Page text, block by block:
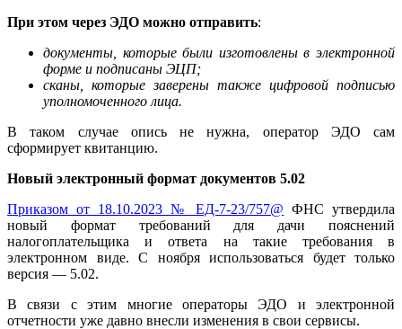
При этом через ЭДО можно отправить:
документы, которые были изготовлены в электронной
форме и подписаны ЭЦП;
сканы, которые заверены также цифровой подписью
уполномоченного лица.
В таком случае опись не нужна, оператор ЭДО сам
сформирует квитанцию.
Новый электронный формат документов 5.02
Приказом от 18.10.2023 № ЕД-7-23/757@ ФНС утвердила
новый формат требований для дачи пояснений
налогоплательщика и ответа на такие требования в
электронном виде. С ноября использоваться будет только
версия — 5.02.
В связи с этим многие операторы ЭДО и электронной
отчетности уже давно внесли изменения в свои сервисы.